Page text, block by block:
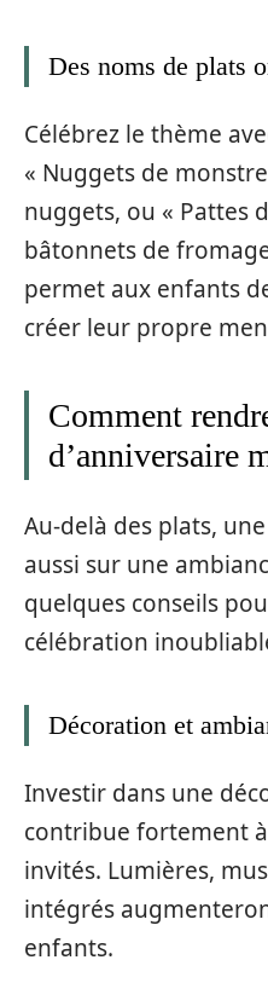
Des noms de plats
Célébrez le thème
« Nuggets de
nuggets, ou « Pattes
bâtonnets de
permet aux enfants
créer leur propre
Comment
d’anniversaire
Au-delà des plats,
aussi sur une
quelques conseils
célébration
Décoration et
Investir dans une
contribue fortement à
invités. Lumières,
intégrés
enfants.